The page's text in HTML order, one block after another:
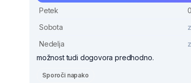
Petek
Sobota
Nedelja
možnost tudi dogovora predhodno.
Sporoči napako